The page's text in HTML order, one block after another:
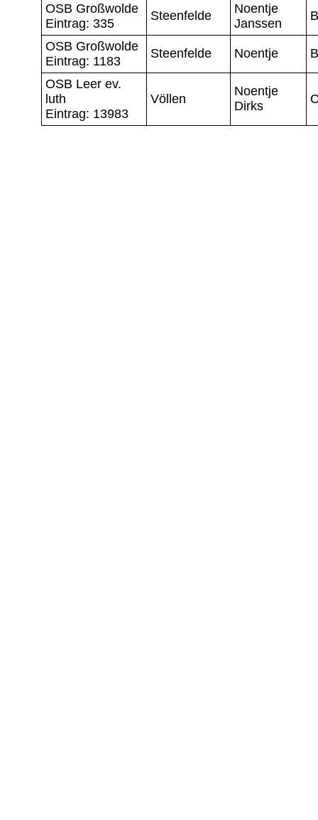
OSB Großwolde
Eintrag: 335
Steenfelde
Noentje
Janssen
OSB Großwolde
Eintrag: 1183
Steenfelde Noentje
OSB Leer ev.
luth
Eintrag: 13983
Völlen
Noentje
Dirks